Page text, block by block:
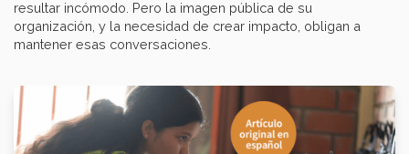
resultar incómodo. Pero la imagen pública de su
organización, y la necesidad de crear impacto, obligan a
mantener esas conversaciones.